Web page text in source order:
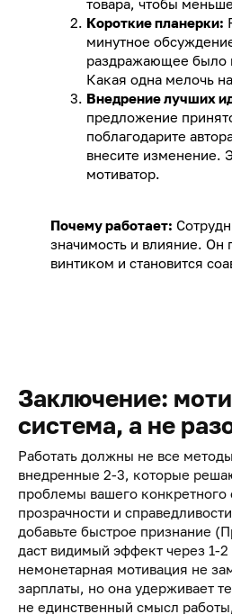
товара, чтобы
Короткие планерки:
минутное
раздражающее было
Какая одна мелочь
Внедрение лучших
предложение
поблагодарите
внесите изменение.
мотиватор.
Почему работает:
значимость и влияние. Он
винтиком и становится
Заключение:
система, а не
Работать должны не все
внедренные 2-3, которые
проблемы вашего конкретного
прозрачности и
добавьте быстрое признание
даст видимый эффект через 1-
немонетарная мотивация не
зарплаты, но она удерживает
не единственный смысл